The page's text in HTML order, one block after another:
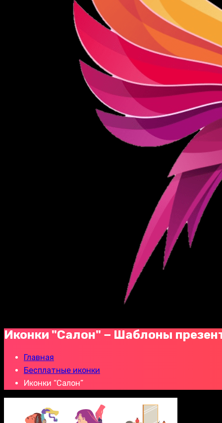
Иконки "Салон" − Шаблоны
Главная
Бесплатные иконки
Иконки “Салон”